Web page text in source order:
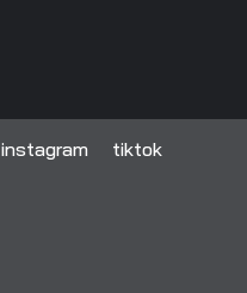
instagram tiktok